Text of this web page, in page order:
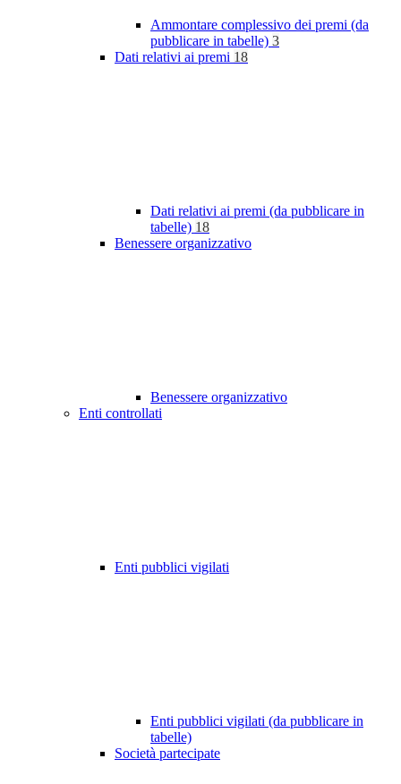
Ammontare complessivo dei premi (da
pubblicare in tabelle) 3
Dati relativi ai premi 18
Dati relativi ai premi (da pubblicare in
tabelle) 18
Benessere organizzativo
Benessere organizzativo
Enti controllati
Enti pubblici vigilati
Enti pubblici vigilati (da pubblicare in
tabelle)
Società partecipate